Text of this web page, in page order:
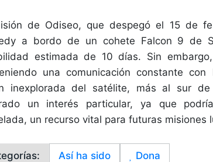
de Odiseo, que despegó el 15 de
a bordo de un cohete Falcon 9 de
estimada de 10 días. Sin
una comunicación constante
inexplorada del satélite, más al sur
un interés particular, ya que
un recurso vital para futuras misiones
Así ha sido Dona